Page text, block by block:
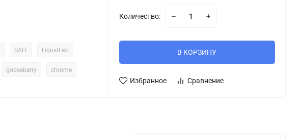
SALT LiquidLab
gooseberry chrome
Количество:
В КОРЗИНУ
Избранное Сравнение